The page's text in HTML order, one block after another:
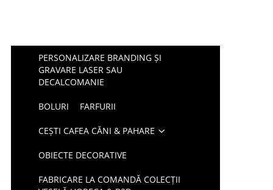
PERSONALIZARE BRANDING ȘI
GRAVARE LASER SAU
DECALCOMANIE
BOLURI FARFURII
CEȘTI CAFEA CĂNI & PAHARE
OBIECTE DECORATIVE
FABRICARE LA COMANDĂ COLECȚII